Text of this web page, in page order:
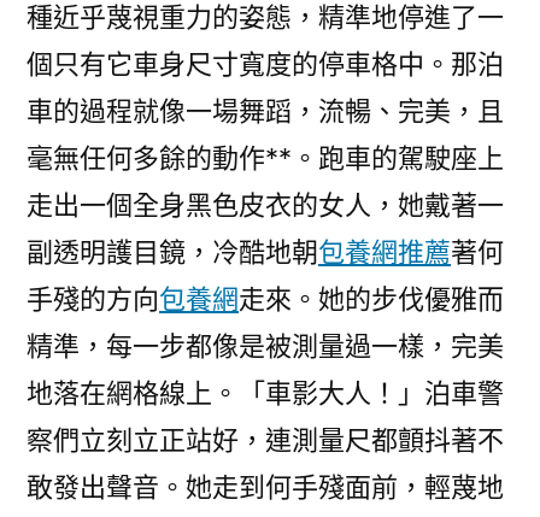
種近乎蔑視重力的姿態，精準地停進了一
個只有它車身尺寸寬度的停車格中。那泊
車的過程就像一場舞蹈，流暢、完美，且
毫無任何多餘的動作**。跑車的駕駛座上
走出一個全身黑色皮衣的女人，她戴著一
副透明護目鏡，冷酷地朝包養網推薦著何
手殘的方向包養網走來。她的步伐優雅而
精準，每一步都像是被測量過一樣，完美
地落在網格線上。「車影大人！」泊車警
察們立刻立正站好，連測量尺都顫抖著不
敢發出聲音。她走到何手殘面前，輕蔑地